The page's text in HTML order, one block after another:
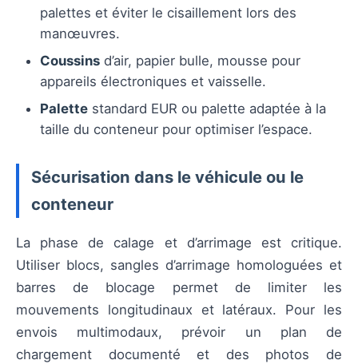
palettes et éviter le cisaillement lors des
manœuvres.
Coussins d’air, papier bulle, mousse pour
appareils électroniques et vaisselle.
Palette standard EUR ou palette adaptée à la
taille du conteneur pour optimiser l’espace.
Sécurisation dans le véhicule ou le
conteneur
La phase de calage et d’arrimage est critique.
Utiliser blocs, sangles d’arrimage homologuées et
barres de blocage permet de limiter les
mouvements longitudinaux et latéraux. Pour les
envois multimodaux, prévoir un plan de
chargement documenté et des photos de